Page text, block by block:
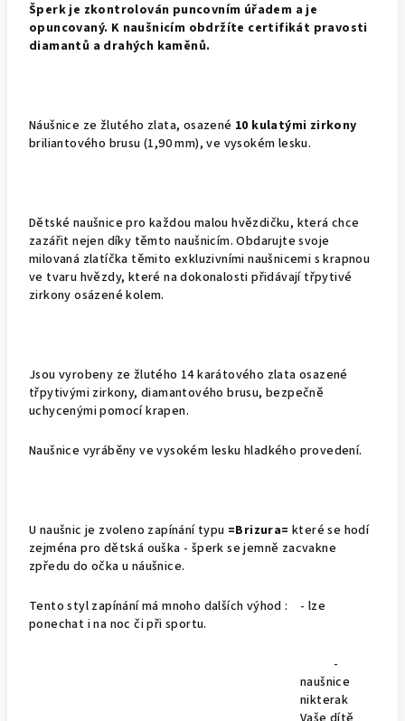
Šperk je zkontrolován puncovním úřadem a je
opuncovaný. K naušnicím obdržíte certifikát pravosti
diamantů a drahých kaměnů.
Náušnice ze žlutého zlata, osazené 10 kulatými zirkony
briliantového brusu (1,90 mm), ve vysokém lesku.
Dětské naušnice pro každou malou hvězdičku, která chce
zazářit nejen díky těmto naušnicím. Obdarujte svoje
milovaná zlatíčka těmito exkluzivními naušnicemi s krapnou
ve tvaru hvězdy, které na dokonalosti přidávají třpytivé
zirkony osázené kolem.
Jsou vyrobeny ze žlutého 14 karátového zlata osazené
třpytivými zirkony, diamantového brusu, bezpečně
uchycenými pomocí krapen.
Naušnice vyráběny ve vysokém lesku hladkého provedení.
U naušnic je zvoleno zapínání typu =Brizura= které se hodí
zejména pro dětská ouška - šperk se jemně zacvakne
zpředu do očka u náušnice.
Tento styl zapínání má mnoho dalších výhod : - lze
ponechat i na noc či při sportu.
-
naušnice
nikterak